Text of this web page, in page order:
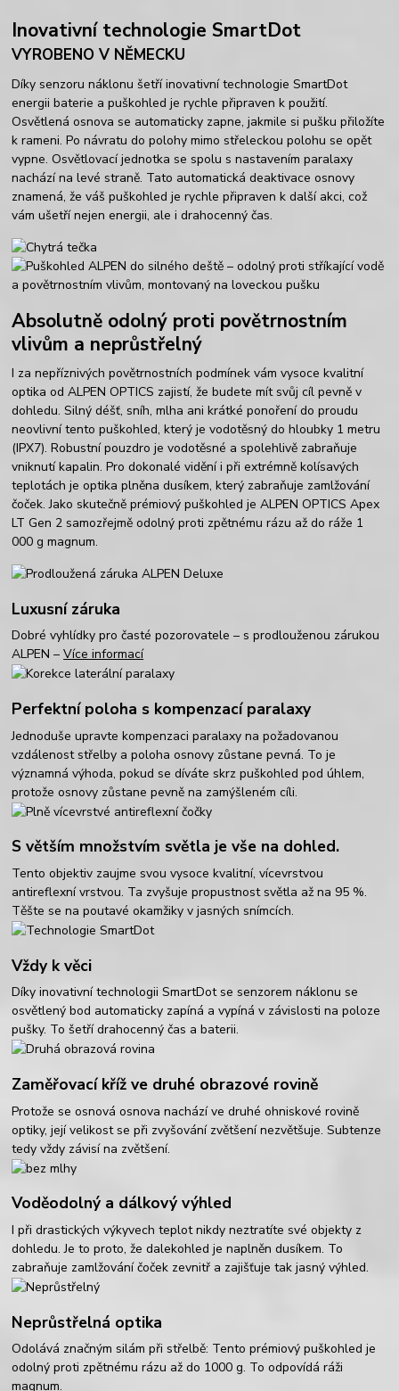
Inovativní technologie SmartDot
VYROBENO V NĚMECKU
Díky senzoru náklonu šetří inovativní technologie SmartDot
energii baterie a puškohled je rychle připraven k použití.
Osvětlená osnova se automaticky zapne, jakmile si pušku přiložíte
k rameni. Po návratu do polohy mimo střeleckou polohu se opět
vypne. Osvětlovací jednotka se spolu s nastavením paralaxy
nachází na levé straně. Tato automatická deaktivace osnovy
znamená, že váš puškohled je rychle připraven k další akci, což
vám ušetří nejen energii, ale i drahocenný čas.
Absolutně odolný proti povětrnostním
vlivům a neprůstřelný
I za nepříznivých povětrnostních podmínek vám vysoce kvalitní
optika od ALPEN OPTICS zajistí, že budete mít svůj cíl pevně v
dohledu. Silný déšť, sníh, mlha ani krátké ponoření do proudu
neovlivní tento puškohled, který je vodotěsný do hloubky 1 metru
(IPX7). Robustní pouzdro je vodotěsné a spolehlivě zabraňuje
vniknutí kapalin. Pro dokonalé vidění i při extrémně kolísavých
teplotách je optika plněna dusíkem, který zabraňuje zamlžování
čoček. Jako skutečně prémiový puškohled je ALPEN OPTICS Apex
LT Gen 2 samozřejmě odolný proti zpětnému rázu až do ráže 1
000 g magnum.
Luxusní záruka
Dobré vyhlídky pro časté pozorovatele – s prodlouženou zárukou
ALPEN –Více informací
Perfektní poloha s kompenzací paralaxy
Jednoduše upravte kompenzaci paralaxy na požadovanou
vzdálenost střelby a poloha osnovy zůstane pevná. To je
významná výhoda, pokud se díváte skrz puškohled pod úhlem,
protože osnovy zůstane pevně na zamýšleném cíli.
S větším množstvím světla je vše na dohled.
Tento objektiv zaujme svou vysoce kvalitní, vícevrstvou
antireflexní vrstvou. Ta zvyšuje propustnost světla až na 95 %.
Těšte se na poutavé okamžiky v jasných snímcích.
Vždy k věci
Díky inovativní technologii SmartDot se senzorem náklonu se
osvětlený bod automaticky zapíná a vypíná v závislosti na poloze
pušky. To šetří drahocenný čas a baterii.
Zaměřovací kříž ve druhé obrazové rovině
Protože se osnová osnova nachází ve druhé ohniskové rovině
optiky, její velikost se při zvyšování zvětšení nezvětšuje. Subtenze
tedy vždy závisí na zvětšení.
Voděodolný a dálkový výhled
I při drastických výkyvech teplot nikdy neztratíte své objekty z
dohledu. Je to proto, že dalekohled je naplněn dusíkem. To
zabraňuje zamlžování čoček zevnitř a zajišťuje tak jasný výhled.
Neprůstřelná optika
Odolává značným silám při střelbě: Tento prémiový puškohled je
odolný proti zpětnému rázu až do 1000 g. To odpovídá ráži
magnum.